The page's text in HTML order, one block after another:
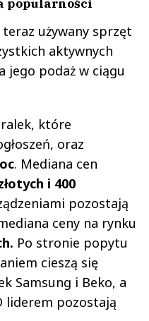
teraz używany sprzęt
aktywnych
jego podaż w ciągu
które
oraz
. Mediana cen
i 400
pozostają
ceny na rynku
Po stronie popytu
cieszą się
Samsung i Beko, a
liderem pozostają